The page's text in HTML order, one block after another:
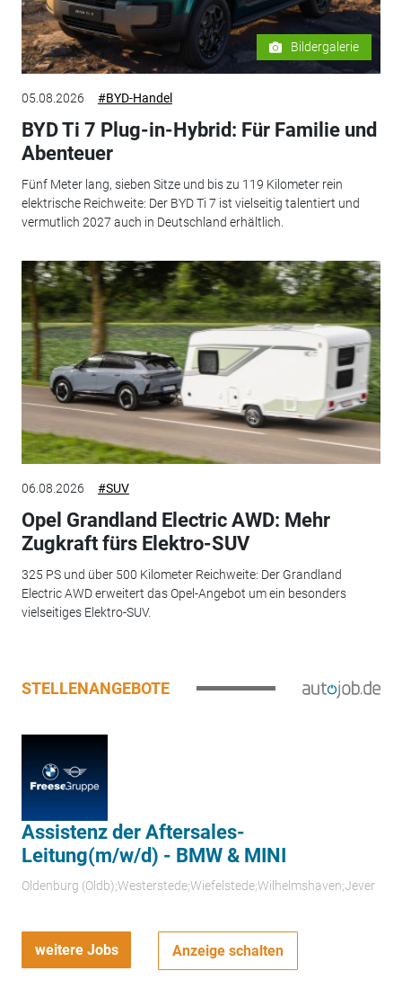
Bildergalerie
05.08.2026 #BYD-Handel
BYD Ti 7 Plug-in-Hybrid: Für Familie und
Abenteuer
Fünf Meter lang, sieben Sitze und bis zu 119 Kilometer rein
elektrische Reichweite: Der BYD Ti 7 ist vielseitig talentiert und
vermutlich 2027 auch in Deutschland erhältlich.
06.08.2026 #SUV
Opel Grandland Electric AWD: Mehr
Zugkraft fürs Elektro-SUV
325 PS und über 500 Kilometer Reichweite: Der Grandland
Electric AWD erweitert das Opel-Angebot um ein besonders
vielseitiges Elektro-SUV.
STELLENANGEBOTE
Assistenz der Aftersales-
Leitung(m/w/d) - BMW & MINI
Oldenburg (Oldb);Westerstede;Wiefelstede;Wilhelmshaven;Jever
weitere Jobs Anzeige schalten